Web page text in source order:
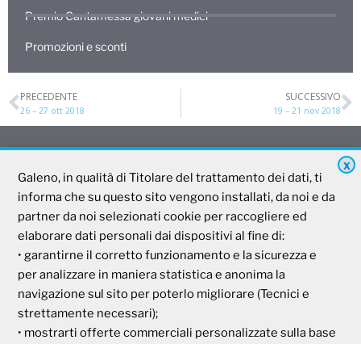
Premio Cantamessa giovani medici
Promozioni e sconti
PRECEDENTE
26 – 27 ott 2018
SUCCESSIVO
19 – 21 nov 2018
Galeno
Società Mutua Cooperativa
Via Parigi, 11
00185 Roma
P.I e C.F. 04273791006
X
Galeno, in qualità di Titolare del trattamento dei dati, ti
informa che su questo sito vengono installati, da noi e da
partner da noi selezionati cookie per raccogliere ed
elaborare dati personali dai dispositivi al fine di:
• garantirne il corretto funzionamento e la sicurezza e
per analizzare in maniera statistica e anonima la
navigazione sul sito per poterlo migliorare (Tecnici e
strettamente necessari);
• mostrarti offerte commerciali personalizzate sulla base